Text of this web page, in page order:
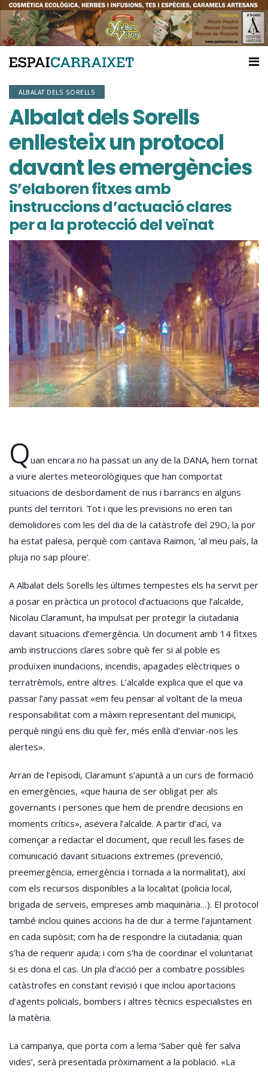
ALBALAT DELS SORELLS
Albalat dels Sorells
enllesteix un protocol
davant les emergències
S’elaboren fitxes amb
instruccions d’actuació clares
per a la protecció del veïnat
Quan encara no ha passat un any de la DANA, hem tornat
a viure alertes meteorològiques que han comportat
situacions de desbordament de rius i barrancs en alguns
punts del territori. Tot i que les previsions no eren tan
demolidores com les del dia de la catàstrofe del 29O, la por
ha estat palesa, perquè com cantava Raimon, ‘al meu país, la
pluja no sap ploure’.
A Albalat dels Sorells les últimes tempestes els ha servit per
a posar en pràctica un protocol d’actuacions que l’alcalde,
Nicolau Claramunt, ha impulsat per protegir la ciutadania
davant situacions d’emergència. Un document amb 14 fitxes
amb instruccions clares sobre què fer si al poble es
produïxen inundacions, incendis, apagades elèctriques o
terratrèmols, entre altres. L’alcalde explica que el que va
passar l’any passat «em feu pensar al voltant de la meua
responsabilitat com a màxim representant del municipi,
perquè ningú ens diu què fer, més enllà d’enviar-nos les
alertes».
Arran de l’episodi, Claramunt s’apuntà a un curs de formació
en emergències, «que hauria de ser obligat per als
governants i persones que hem de prendre decisions en
moments crítics», asevera l’alcalde. A partir d’ací, va
començar a redactar el document, que recull les fases de
comunicació davant situacions extremes (prevenció,
preemergència, emergència i tornada a la normalitat), així
com els recursos disponibles a la localitat (policia local,
brigada de serveis, empreses amb maquinària…). El protocol
també inclou quines accions ha de dur a terme l’ajuntament
en cada supòsit; com ha de respondre la ciutadania; quan
s’ha de requerir ajuda; i com s’ha de coordinar el voluntariat
si es dona el cas. Un pla d’acció per a combatre possibles
catàstrofes en constant revisió i que inclou aportacions
d’agents policials, bombers i altres tècnics especialistes en
la matèria.
La campanya, que porta com a lema ‘Saber què fer salva
vides’, serà presentada pròximament a la població. «La